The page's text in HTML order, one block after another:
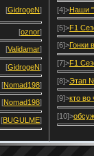
[GidrogeN]
[oznor]
[Validamar]
[GidrogeN]
[Nomad198]
[Nomad198]
[BUGULME]
[4]>Наши
[5]>F1
[6]>Гонки
[7]>F1
[8]>Этап
[9]>кто во
[10]>